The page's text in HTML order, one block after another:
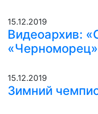
15.12.2019
Видеоархив:
15.12.2019
Зимний